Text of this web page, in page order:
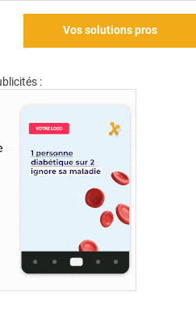
Vos solutions pros
: